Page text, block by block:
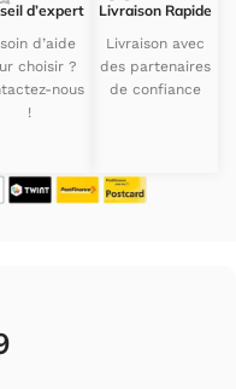
d’expert
d’aide
choisir ?
nous
!
Livraison Rapide
Livraison avec
des partenaires
de confiance